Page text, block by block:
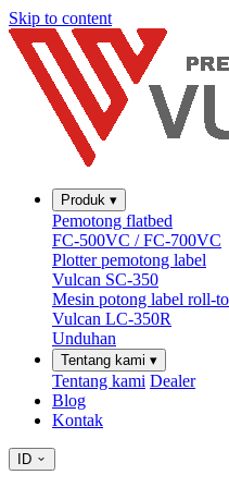
Skip to content
Produk ▾
Pemotong flatbed
FC-500VC / FC-700VC
Plotter pemotong label
Vulcan SC-350
Mesin potong label roll-
Vulcan LC-350R
Unduhan
Tentang kami ▾
Tentang kami Dealer
Blog
Kontak
ID